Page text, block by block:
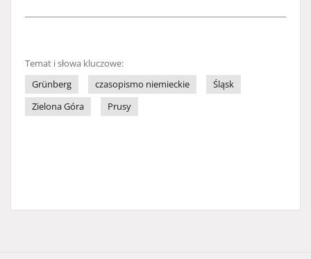
Temat i słowa kluczowe:
Grünberg
czasopismo niemieckie
Śląsk
Zielona Góra
Prusy